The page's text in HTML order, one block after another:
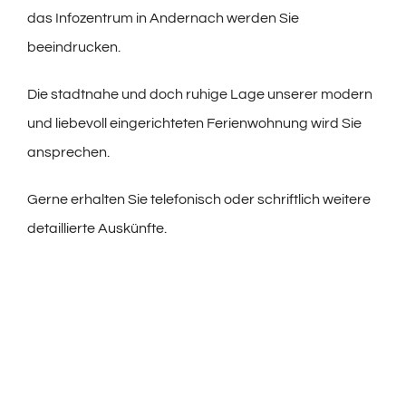
das Infozentrum in Andernach werden Sie
beeindrucken.
Die stadtnahe und doch ruhige Lage unserer modern
und liebevoll eingerichteten Ferienwohnung wird Sie
ansprechen.
Gerne erhalten Sie telefonisch oder schriftlich weitere
detaillierte Auskünfte.